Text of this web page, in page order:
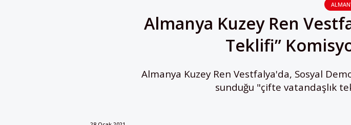
Almanya Kuzey Ren
Teklifi”
Almanya Kuzey Ren Vestfalya'da, Sosyal
sunduğu "çifte vatandaşlık